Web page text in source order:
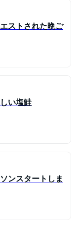
ストされた晩ご
い塩鮭
ンスタートしま